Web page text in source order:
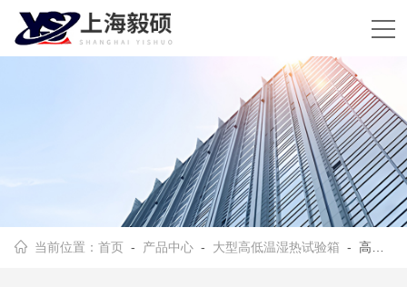
当前位置：首页 - 产品中心 - 大型高低温湿热试验箱 - 高低温交变湿热试验箱型号选择